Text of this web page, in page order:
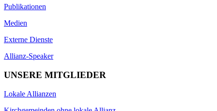
Publikationen
Medien
Externe Dienste
Allianz-Speaker
UNSERE MITGLIEDER
Lokale Allianzen